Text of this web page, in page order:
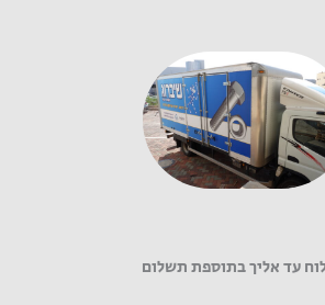
עד אליך בתוספת תשלום